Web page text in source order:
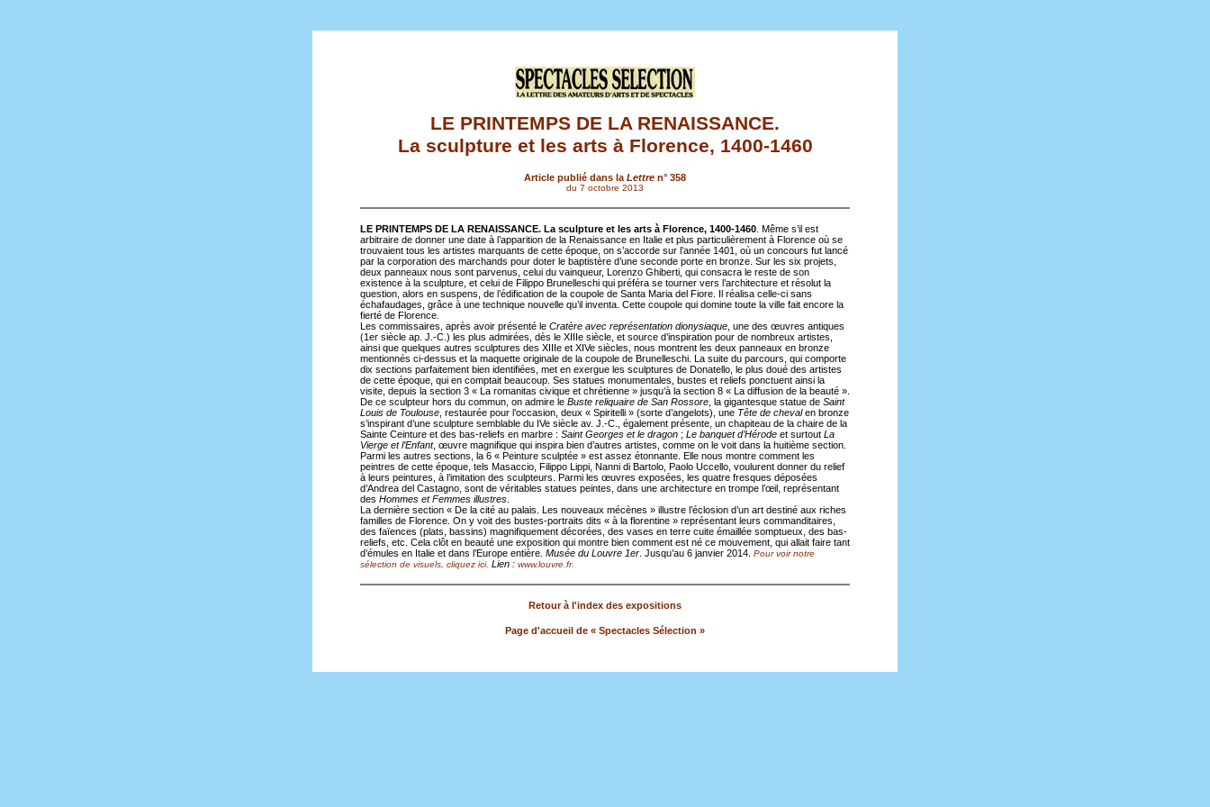
LE PRINTEMPS DE LA RENAISSANCE.
La sculpture et les arts à Florence, 1400-1460
Article publié dans la Lettre n° 358
du 7 octobre 2013
LE PRINTEMPS DE LA RENAISSANCE. La sculpture et les arts à Florence, 1400-1460 . Même s’il est
arbitraire de donner une date à l’apparition de la Renaissance en Italie et plus particulièrement à Florence où se
trouvaient tous les artistes marquants de cette époque, on s’accorde sur l’année 1401, où un concours fut lancé
par la corporation des marchands pour doter le baptistère d’une seconde porte en bronze. Sur les six projets,
deux panneaux nous sont parvenus, celui du vainqueur, Lorenzo Ghiberti, qui consacra le reste de son
existence à la sculpture, et celui de Filippo Brunelleschi qui préféra se tourner vers l’architecture et résolut la
question, alors en suspens, de l’édification de la coupole de Santa Maria del Fiore. Il réalisa celle-ci sans
échafaudages, grâce à une technique nouvelle qu’il inventa. Cette coupole qui domine toute la ville fait encore la
fierté de Florence.
Les commissaires, après avoir présenté le Cratère avec représentation dionysiaque , une des œuvres antiques
(1er siècle ap. J.-C.) les plus admirées, dès le XIIIe siècle, et source d’inspiration pour de nombreux artistes,
ainsi que quelques autres sculptures des XIIIe et XIVe siècles, nous montrent les deux panneaux en bronze
mentionnés ci-dessus et la maquette originale de la coupole de Brunelleschi. La suite du parcours, qui comporte
dix sections parfaitement bien identifiées, met en exergue les sculptures de Donatello, le plus doué des artistes
de cette époque, qui en comptait beaucoup. Ses statues monumentales, bustes et reliefs ponctuent ainsi la
visite, depuis la section 3 « La romanitas civique et chrétienne » jusqu’à la section 8 « La diffusion de la beauté ».
De ce sculpteur hors du commun, on admire le Buste reliquaire de San Rossore , la gigantesque statue de Saint
Louis de Toulouse , restaurée pour l’occasion, deux « Spiritelli » (sorte d’angelots), une Tête de chevalen bronze
s’inspirant d’une sculpture semblable du IVe siècle av. J.-C., également présente, un chapiteau de la chaire de la
Sainte Ceinture et des bas-reliefs en marbre : Saint Georges et le dragon ; Le banquet d’Hérode et surtout La
Vierge et l’Enfant, œuvre magnifique qui inspira bien d’autres artistes, comme on le voit dans la huitième section.
Parmi les autres sections, la 6 « Peinture sculptée » est assez étonnante. Elle nous montre comment les
peintres de cette époque, tels Masaccio, Filippo Lippi, Nanni di Bartolo, Paolo Uccello, voulurent donner du relief
à leurs peintures, à l’imitation des sculpteurs. Parmi les œuvres exposées, les quatre fresques déposées
d’Andrea del Castagno, sont de véritables statues peintes, dans une architecture en trompe l’œil, représentant
des Hommes et Femmes illustres
La dernière section « De la cité au palais. Les nouveaux mécènes » illustre l’éclosion d’un art destiné aux riches
familles de Florence. On y voit des bustes-portraits dits « à la florentine » représentant leurs commanditaires,
des faïences (plats, bassins) magnifiquement décorées, des vases en terre cuite émaillée somptueux, des bas-
reliefs, etc. Cela clôt en beauté une exposition qui montre bien comment est né ce mouvement, qui allait faire tant
d’émules en Italie et dans l’Europe entière. Musée du Louvre 1er . Jusqu’au 6 janvier 2014. Pour voir notre
sélection de visuels, cliquez ici. Lien : www.louvre.fr.
Retour à l'index des expositions
Page d'accueil de « Spectacles Sélection »